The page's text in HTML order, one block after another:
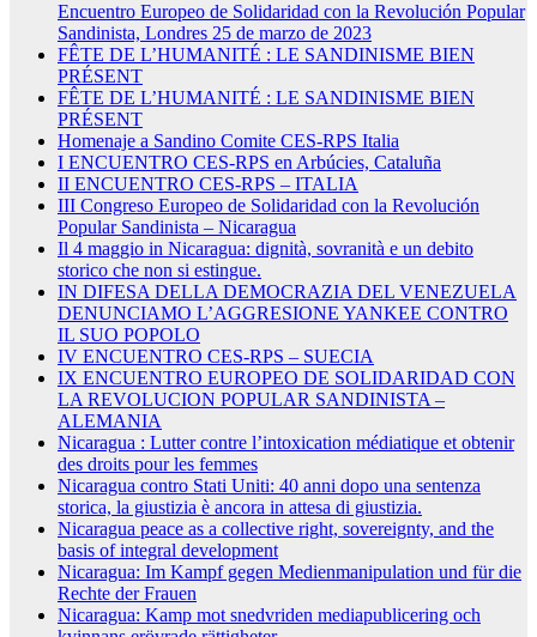
Encuentro Europeo de Solidaridad con la Revolución Popular
Sandinista, Londres 25 de marzo de 2023
FÊTE DE L’HUMANITÉ : LE SANDINISME BIEN
PRÉSENT
FÊTE DE L’HUMANITÉ : LE SANDINISME BIEN
PRÉSENT
Homenaje a Sandino Comite CES-RPS Italia
I ENCUENTRO CES-RPS en Arbúcies, Cataluña
II ENCUENTRO CES-RPS – ITALIA
III Congreso Europeo de Solidaridad con la Revolución
Popular Sandinista – Nicaragua
Il 4 maggio in Nicaragua: dignità, sovranità e un debito
storico che non si estingue.
IN DIFESA DELLA DEMOCRAZIA DEL VENEZUELA
DENUNCIAMO L’AGGRESIONE YANKEE CONTRO
IL SUO POPOLO
IV ENCUENTRO CES-RPS – SUECIA
IX ENCUENTRO EUROPEO DE SOLIDARIDAD CON
LA REVOLUCION POPULAR SANDINISTA –
ALEMANIA
Nicaragua : Lutter contre l’intoxication médiatique et obtenir
des droits pour les femmes
Nicaragua contro Stati Uniti: 40 anni dopo una sentenza
storica, la giustizia è ancora in attesa di giustizia.
Nicaragua peace as a collective right, sovereignty, and the
basis of integral development
Nicaragua: Im Kampf gegen Medienmanipulation und für die
Rechte der Frauen
Nicaragua: Kamp mot snedvriden mediapublicering och